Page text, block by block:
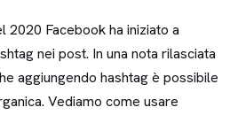
2020 Facebook ha iniziato a
nei post. In una nota rilasciata
aggiungendo hashtag è possibile
Vediamo come usare